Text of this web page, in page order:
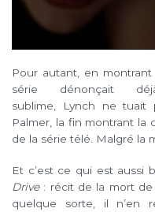
Pour autant, en
série dénonçait
sublime, Lynch ne tuait
Palmer, la fin montrant la
de la série télé. Malgré la
Et c’est ce qui est aussi
Drive: récit de la mort de
quelque sorte, il n’en